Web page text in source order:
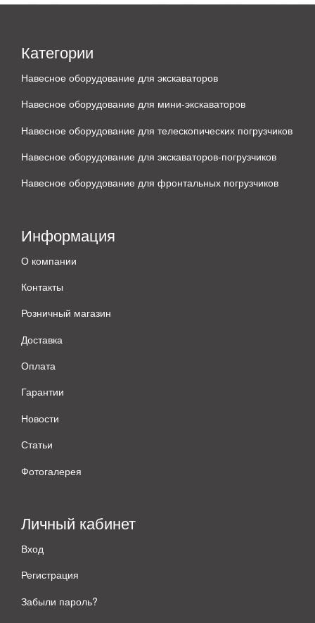
Категории
Навесное оборудование для экскаваторов
Навесное оборудование для мини-экскаваторов
Навесное оборудование для телескопических погрузчиков
Навесное оборудование для экскаваторов-погрузчиков
Навесное оборудование для фронтальных погрузчиков
Информация
О компании
Контакты
Розничный магазин
Доставка
Оплата
Гарантии
Новости
Статьи
Фотогалерея
Личный кабинет
Вход
Регистрация
Забыли пароль?